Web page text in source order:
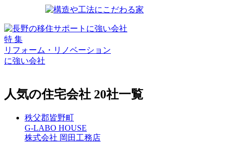
特 集
リフォーム・リノベーション
に強い会社
人気の住宅会社 20社一覧
秩父郡皆野町
G-LABO HOUSE
株式会社 岡田工務店